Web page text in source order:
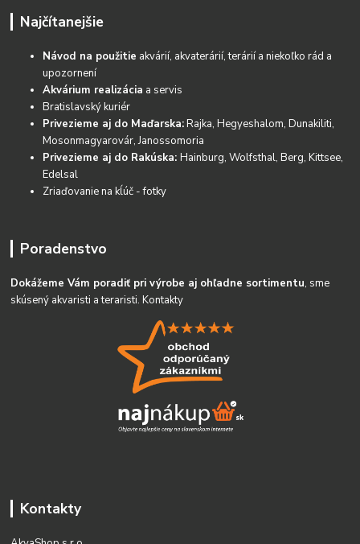
Najčítanejšie
Návod na použitie akvárií, akvaterárií, terárií a niekoľko rád a
upozornení
Akvárium realizácia a servis
Bratislavský kuriér
Privezieme aj do Maďarska:Rajka, Hegyeshalom, Dunakiliti,
Mosonmagyarovár, Janossomoria
Privezieme aj do Rakúska:Hainburg, Wolfsthal, Berg, Kittsee,
Edelsal
Zriaďovanie na kĺúč - fotky
Poradenstvo
Dokážeme Vám poradiť pri výrobe aj ohľadne sortimentu, sme
skúsený akvaristi a teraristi.Kontakty
Kontakty